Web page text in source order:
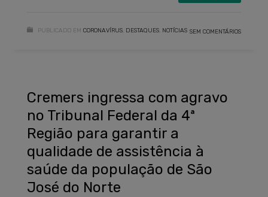
PUBLICADO EM CORONAVÍRUS DESTAQUES NOTÍCIAS SEM COMENTÁRIOS
Cremers ingressa com agravo
no Tribunal Federal da 4ª
Região para garantir a
qualidade de assistência à
saúde da população de São
José do Norte